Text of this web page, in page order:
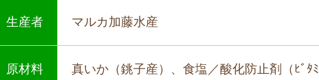
生産者 マルカ加藤水産
原材料 真いか（銚子産）、食塩／酸化防止剤（ﾋﾞﾀﾐ